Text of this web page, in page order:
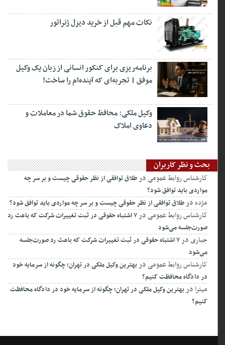
نکات مهم قبل از خرید دیزل ژنراتور
برنامه‌ریزی برای کنکور انسانی از زبان یک وکیل
موفق | تجربه‌ای که آینده‌ام را ساخت!
وکیل ملکی: محافظ حقوق شما در معاملات و
دعاوی املاک
بحث و نظر کاربران
کارشناس روابط عمومیدرطلاق توافقی از نظر حقوقی چیست و بر سر چه
مواردی باید توافق شود؟
مژدهدرطلاق توافقی از نظر حقوقی چیست و بر سر چه مواردی باید توافق شود؟
کارشناس روابط عمومیدر ۷ اشتباه حقوقی در ثبت تغییرات شرکت که باعث رد
صورت‌جلسه می‌شود
جباریدر ۷ اشتباه حقوقی در ثبت تغییرات شرکت که باعث رد صورت‌جلسه
می‌شود
کارشناس روابط عمومیدربهترین وکیل ملکی در تهران؛ چگونه از سرمایه خود
در دادگاه محافظت کنیم؟
میترادربهترین وکیل ملکی در تهران؛ چگونه از سرمایه خود در دادگاه محافظت
کنیم؟